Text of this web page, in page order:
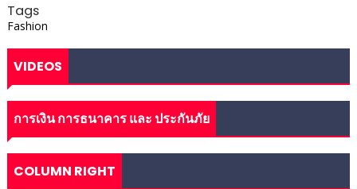
Tags
Fashion
VIDEOS
การเงิน การธนาคาร และ ประกันภัย
COLUMN RIGHT